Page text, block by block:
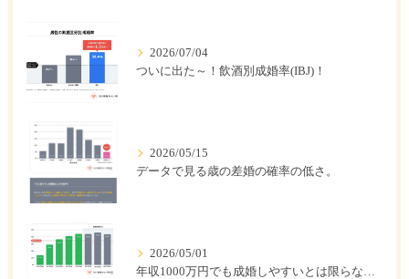
2026/07/04
ついに出た～！飲酒別成婚率(IBJ)！
2026/05/15
データで見る歳の差婚の確率の低さ。
2026/05/01
年収1000万円でも成婚しやすいとは限らない? 「年収帯別の成婚率」のリアル